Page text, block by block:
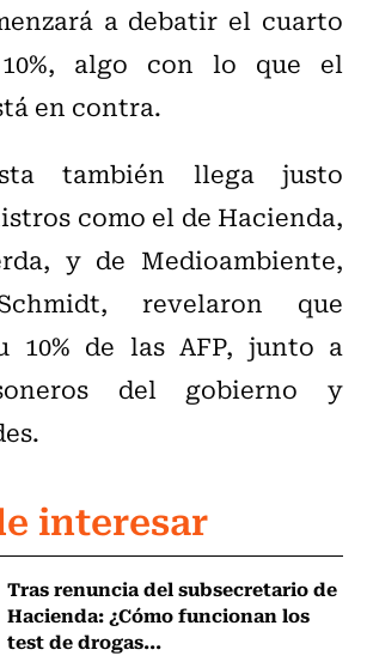
a debatir el cuarto
algo con lo que el
en contra.
también llega justo
como el de Hacienda,
y de Medioambiente,
revelaron que
10% de las AFP, junto a
del gobierno y
interesar
Tras renuncia del subsecretario de
Hacienda: ¿Cómo funcionan los
test de drogas...